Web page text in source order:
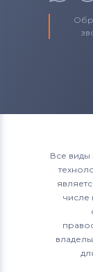
Все виды
числе